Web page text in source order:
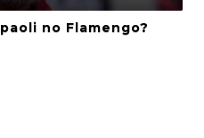
no Flamengo?